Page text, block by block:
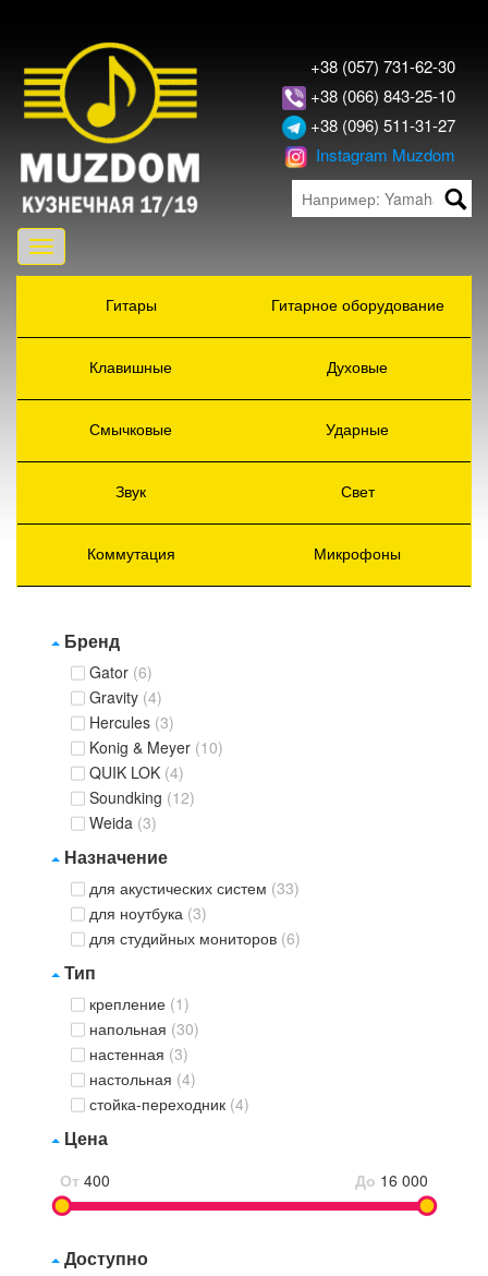
+38 (057) 731-62-30
+38 (066) 843-25-10
+38 (096) 511-31-27
Instagram Muzdom
Toggle
navigation
Гитары
Гитарное оборудование
Клавишные Духовые
Смычковые Ударные
Звук Свет
Коммутация Микрофоны
Бренд
Gator (6)
Gravity (4)
Hercules (3)
Konig & Meyer (10)
QUIK LOK (4)
Soundking (12)
Weida (3)
Назначение
для акустических систем (33)
для ноутбука (3)
для студийных мониторов (6)
Тип
крепление (1)
напольная (30)
настенная (3)
настольная (4)
стойка-переходник (4)
Цена
От 400 До 16 000
Доступно